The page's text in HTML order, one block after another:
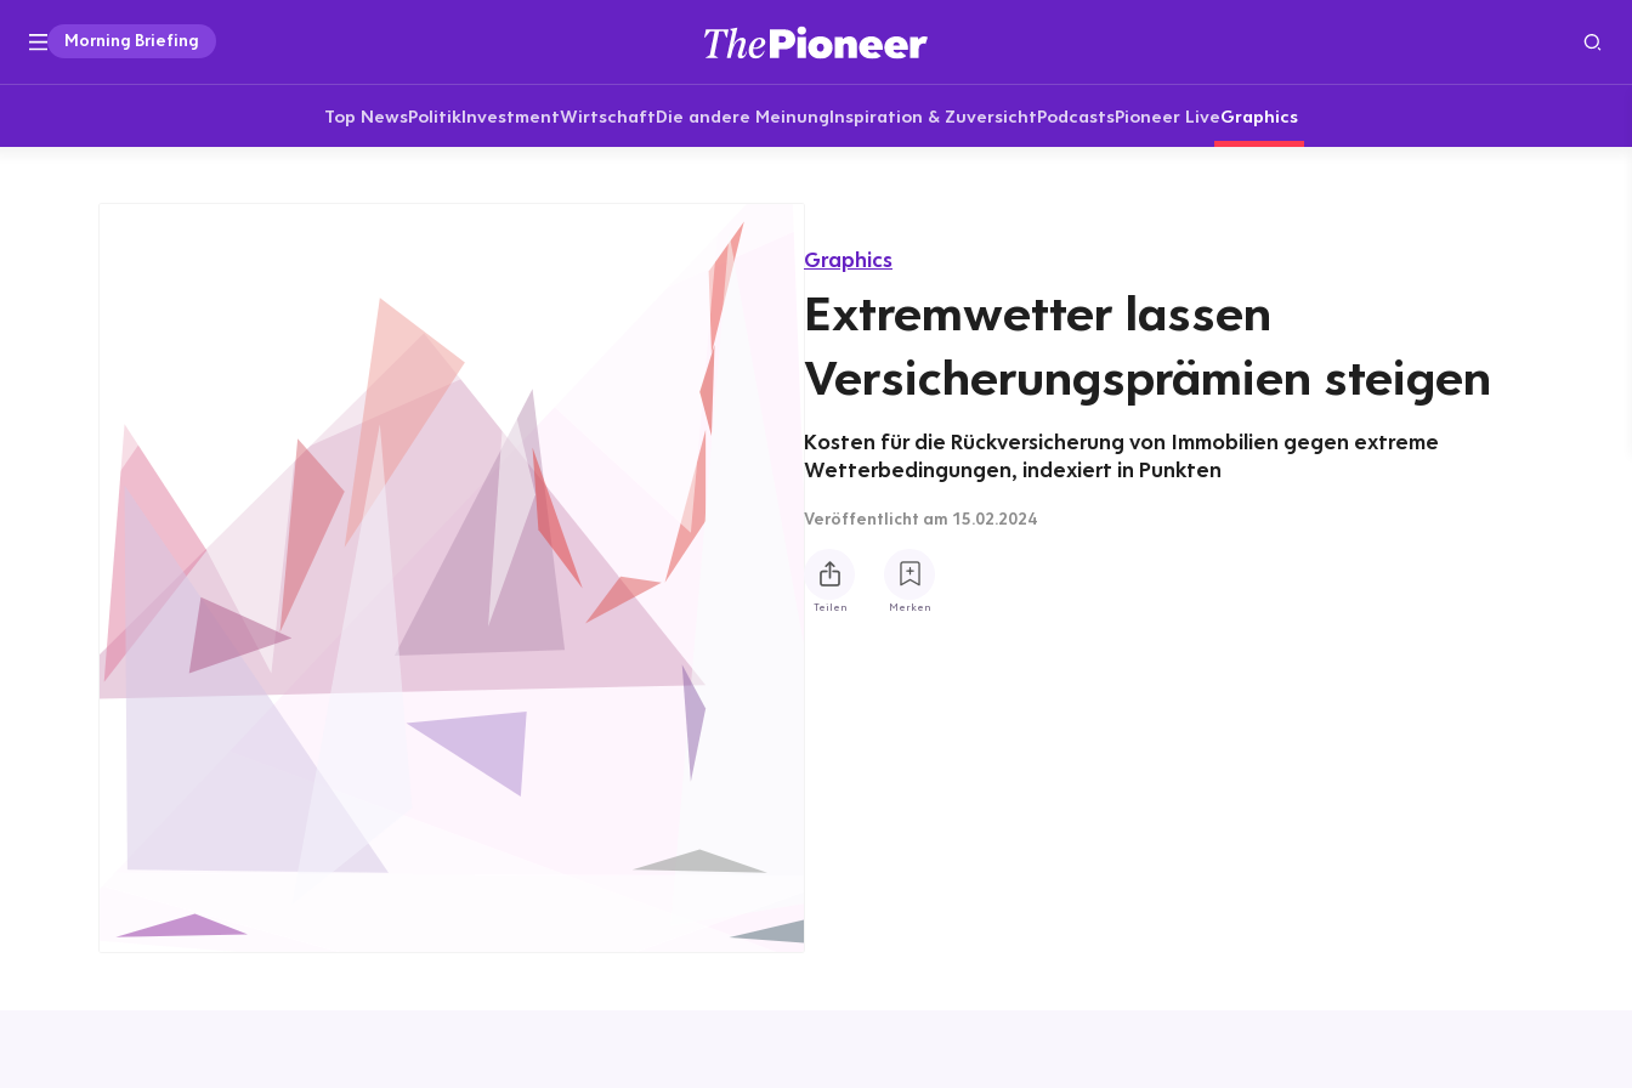
Morning Briefing
Top NewsPolitikInvestmentWirtschaftDie andere MeinungInspiration & ZuversichtPodcastsPioneer LiveGraphics
Graphics
Extremwetter lassen
Versicherungsprämien steigen
Kosten für die Rückversicherung von Immobilien gegen extreme
Wetterbedingungen, indexiert in Punkten
Veröffentlicht am 15.02.2024
Teilen Merken